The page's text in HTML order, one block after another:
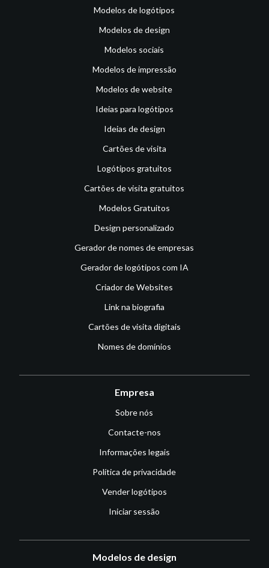
Modelos de logótipos
Modelos de design
Modelos sociais
Modelos de impressão
Modelos de website
Ideias para logótipos
Ideias de design
Cartões de visita
Logótipos gratuitos
Cartões de visita gratuitos
Modelos Gratuitos
Design personalizado
Gerador de nomes de empresas
Gerador de logótipos com IA
Criador de Websites
Link na biografia
Cartões de visita digitais
Nomes de domínios
Empresa
Sobre nós
Contacte-nos
Informações legais
Política de privacidade
Vender logótipos
Iniciar sessão
Modelos de design